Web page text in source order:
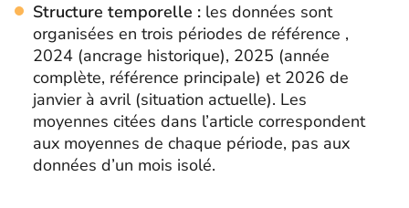
Structure temporelle : les données sont
organisées en trois périodes de référence ,
2024 (ancrage historique), 2025 (année
complète, référence principale) et 2026 de
janvier à avril (situation actuelle). Les
moyennes citées dans l’article correspondent
aux moyennes de chaque période, pas aux
données d’un mois isolé.